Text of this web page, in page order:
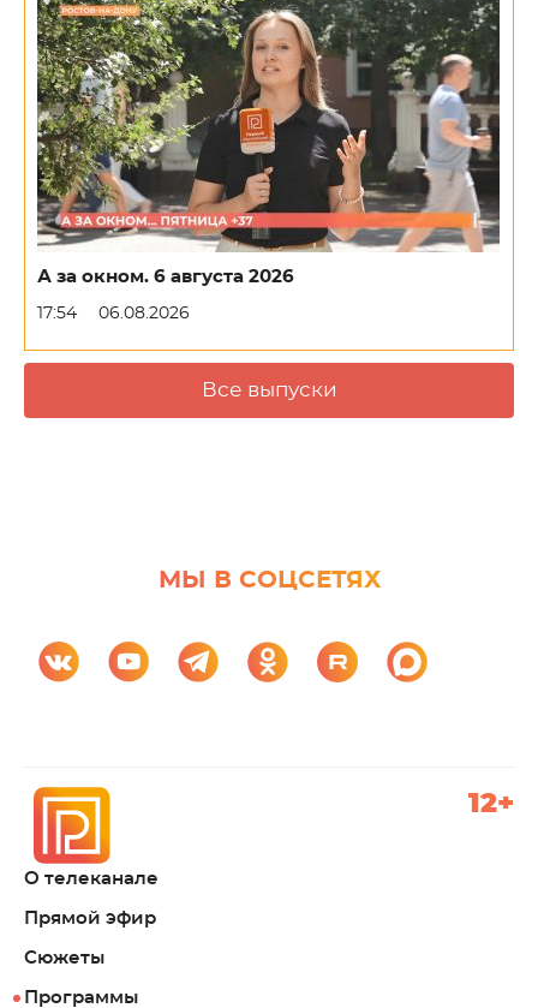
А за окном. 6 августа 2026
17:54 06.08.2026
Все выпуски
МЫ В СОЦСЕТЯХ
О телеканале
Прямой эфир
Сюжеты
Программы
12+